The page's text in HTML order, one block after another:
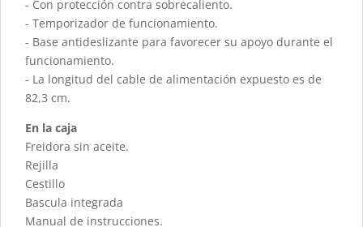
- Con protección contra sobrecaliento.
- Temporizador de funcionamiento.
- Base antideslizante para favorecer su apoyo durante el
funcionamiento.
- La longitud del cable de alimentación expuesto es de
82,3 cm.
En la caja
Freidora sin aceite.
Rejilla
Cestillo
Bascula integrada
Manual de instrucciones.